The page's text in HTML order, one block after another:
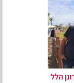
הלל